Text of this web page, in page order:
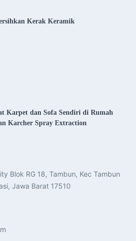
Kerak Keramik
Karpet dan Sofa Sendiri di Rumah
Karcher Spray Extraction
Blok RG 18, Tambun, Kec Tambun
Jawa Barat 17510​